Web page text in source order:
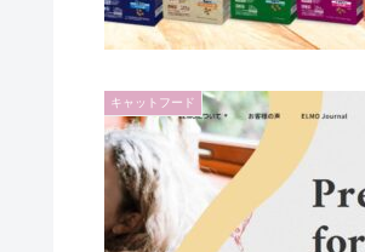
キャットフード